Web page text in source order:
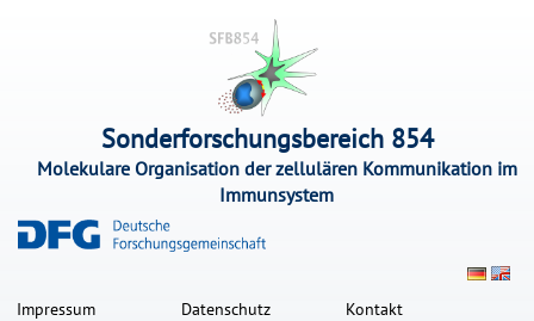
Sonderforschungsbereich 854
Molekulare Organisation der zellulären Kommunikation im
Immunsystem
Kontakt
Datenschutz
Impressum